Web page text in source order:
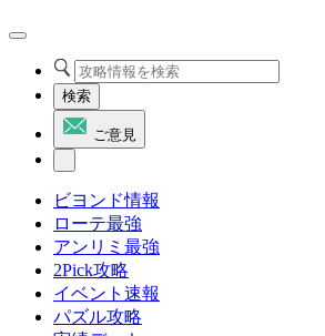
検索
ご意見
ビヨンド情報
ローテ最強
アンリミ最強
2Pick攻略
イベント速報
パズル攻略